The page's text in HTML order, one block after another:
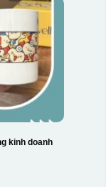
kinh doanh